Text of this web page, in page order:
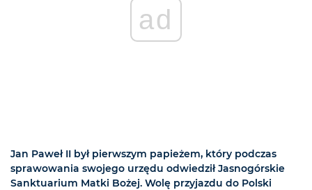
ad
Jan Paweł II był pierwszym papieżem, który podczas
sprawowania swojego urzędu odwiedził Jasnogórskie
Sanktuarium Matki Bożej. Wolę przyjazdu do Polski